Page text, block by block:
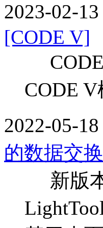
2023-02-
[CODE V]
CODE
CODE
2022-05-
的数据交
新版本